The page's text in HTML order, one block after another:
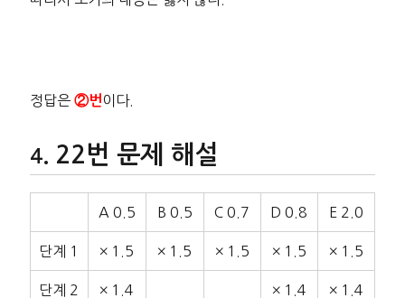
정답은 ②번 이다.
22번 문제 해설
A 0.5 B 0.5 C 0.7 D 0.8 E 2.0
단계 1 × 1.5 × 1.5 × 1.5 × 1.5 × 1.5
단계 2 × 1.4 × 1.4 × 1.4